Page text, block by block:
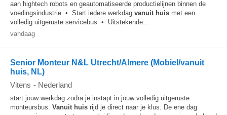
aan hightech robots en geautomatiseerde productielijnen binnen de
voedingsindustrie • Start iedere werkdag vanuit huis met een
volledig uitgeruste servicebus • Uitstekende...
vandaag
Senior Monteur N&L Utrecht/Almere (Mobiel/vanuit
huis, NL)
Vitens - Nederland
start jouw werkdag zodra je instapt in jouw volledig uitgeruste
monteursbus. Vanuit huis rijd je direct naar je klus. De ene dag